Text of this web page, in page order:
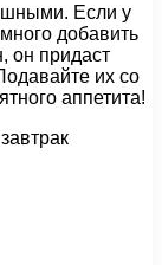
Если у
добавить
он придаст
их со
аппетита!